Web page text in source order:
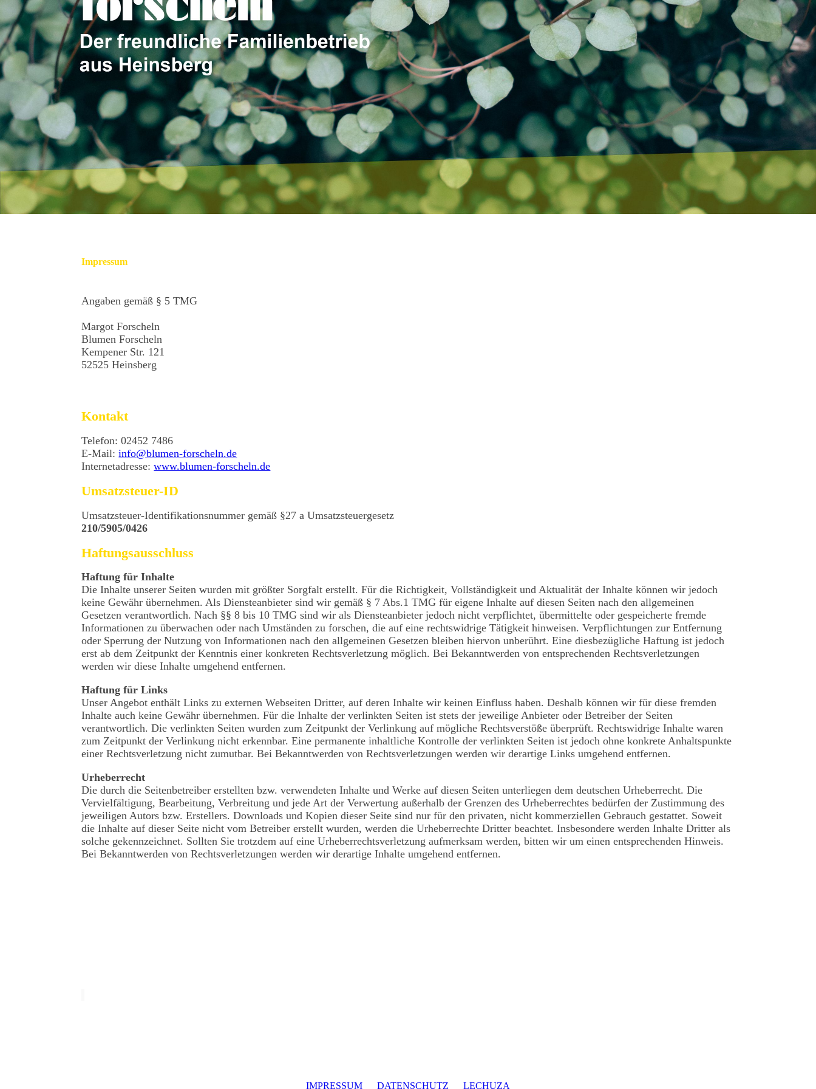
Impressum
Angaben gemäß § 5 TMG
Margot Forscheln
Blumen Forscheln
Kempener Str. 121
52525 Heinsberg
Kontakt
Telefon: 02452 7486
E-Mail:info@blumen-forscheln.de
Internetadresse:www.blumen-forscheln.de
Umsatzsteuer-ID
Umsatzsteuer-Identifikationsnummer gemäß §27 a Umsatzsteuergesetz
210/5905/0426
Haftungsausschluss
Haftung für Inhalte
Die Inhalte unserer Seiten wurden mit größter Sorgfalt erstellt. Für die Richtigkeit, Vollständigkeit und Aktualität der Inhalte können wir jedoch
keine Gewähr übernehmen. Als Diensteanbieter sind wir gemäß § 7 Abs.1 TMG für eigene Inhalte auf diesen Seiten nach den allgemeinen
Gesetzen verantwortlich. Nach §§ 8 bis 10 TMG sind wir als Diensteanbieter jedoch nicht verpflichtet, übermittelte oder gespeicherte fremde
Informationen zu überwachen oder nach Umständen zu forschen, die auf eine rechtswidrige Tätigkeit hinweisen. Verpflichtungen zur Entfernung
oder Sperrung der Nutzung von Informationen nach den allgemeinen Gesetzen bleiben hiervon unberührt. Eine diesbezügliche Haftung ist jedoch
erst ab dem Zeitpunkt der Kenntnis einer konkreten Rechtsverletzung möglich. Bei Bekanntwerden von entsprechenden Rechtsverletzungen
werden wir diese Inhalte umgehend entfernen.
Haftung für Links
Unser Angebot enthält Links zu externen Webseiten Dritter, auf deren Inhalte wir keinen Einfluss haben. Deshalb können wir für diese fremden
Inhalte auch keine Gewähr übernehmen. Für die Inhalte der verlinkten Seiten ist stets der jeweilige Anbieter oder Betreiber der Seiten
verantwortlich. Die verlinkten Seiten wurden zum Zeitpunkt der Verlinkung auf mögliche Rechtsverstöße überprüft. Rechtswidrige Inhalte waren
zum Zeitpunkt der Verlinkung nicht erkennbar. Eine permanente inhaltliche Kontrolle der verlinkten Seiten ist jedoch ohne konkrete Anhaltspunkte
einer Rechtsverletzung nicht zumutbar. Bei Bekanntwerden von Rechtsverletzungen werden wir derartige Links umgehend entfernen.
Urheberrecht
Die durch die Seitenbetreiber erstellten bzw. verwendeten Inhalte und Werke auf diesen Seiten unterliegen dem deutschen Urheberrecht. Die
Vervielfältigung, Bearbeitung, Verbreitung und jede Art der Verwertung außerhalb der Grenzen des Urheberrechtes bedürfen der Zustimmung des
jeweiligen Autors bzw. Erstellers. Downloads und Kopien dieser Seite sind nur für den privaten, nicht kommerziellen Gebrauch gestattet. Soweit
die Inhalte auf dieser Seite nicht vom Betreiber erstellt wurden, werden die Urheberrechte Dritter beachtet. Insbesondere werden Inhalte Dritter als
solche gekennzeichnet. Sollten Sie trotzdem auf eine Urheberrechtsverletzung aufmerksam werden, bitten wir um einen entsprechenden Hinweis.
Bei Bekanntwerden von Rechtsverletzungen werden wir derartige Inhalte umgehend entfernen.
IMPRESSUM DATENSCHUTZ LECHUZA